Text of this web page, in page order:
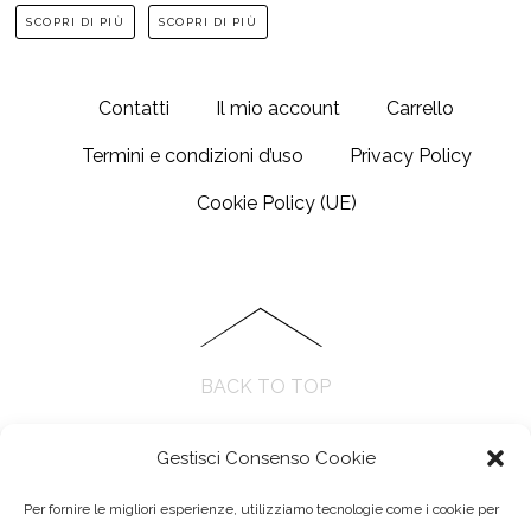
Gestisci Consenso Cookie
Per fornire le migliori esperienze, utilizziamo tecnologie come i cookie per
SCOPRI DI PIÙ SCOPRI DI PIÙ
Contatti Il mio account Carrello
Termini e condizioni d’uso Privacy Policy
Cookie Policy (UE)
BACK TO TOP